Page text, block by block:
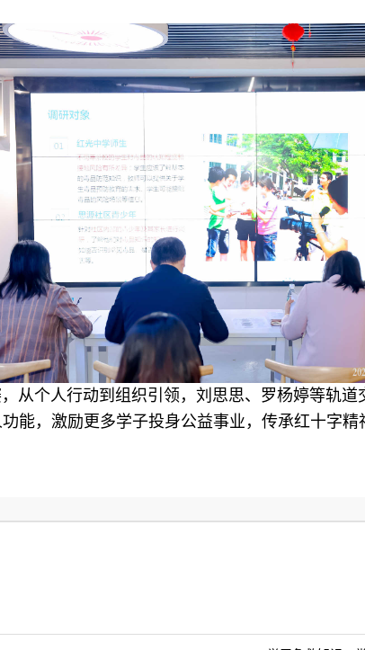
个人行动到组织引领，刘思思、罗杨婷等轨道
能，激励更多学子投身公益事业，传承红十字